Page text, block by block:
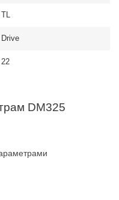
TL
Drive
22
DM325